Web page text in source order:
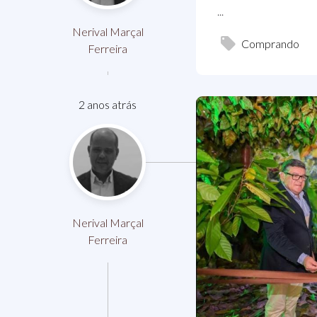
Nerival Marçal
Ferreira
Comprando
2 anos atrás
Nerival Marçal
Ferreira